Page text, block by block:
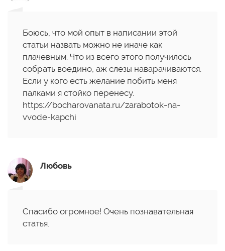
Боюсь, что мой опыт в написании этой
статьи назвать можно не иначе как
плачевным. Что из всего этого получилось
собрать воедино, аж слезы наварачиваются.
Если у кого есть желание побить меня
палками я стойко перенесу.
https://bocharovanata.ru/zarabotok-na-
vvode-kapchi
Любовь
Спасибо огромное! Очень познавательная
статья.